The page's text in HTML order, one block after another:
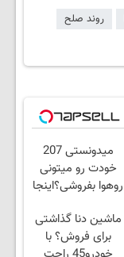
روند صلح
میدونستی 207
خودت رو میتونی
روهوا بفروشی؟اینجا
بفروش
ماشین دنا گذاشتی
برای فروش؟ با